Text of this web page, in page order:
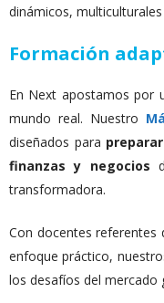
dinámicos,
Formación
En Next apostamos por
mundo real. Nuestro
diseñados para
finanzas y negocios
transformadora.
Con docentes referentes
enfoque práctico,
los desafíos del mercado